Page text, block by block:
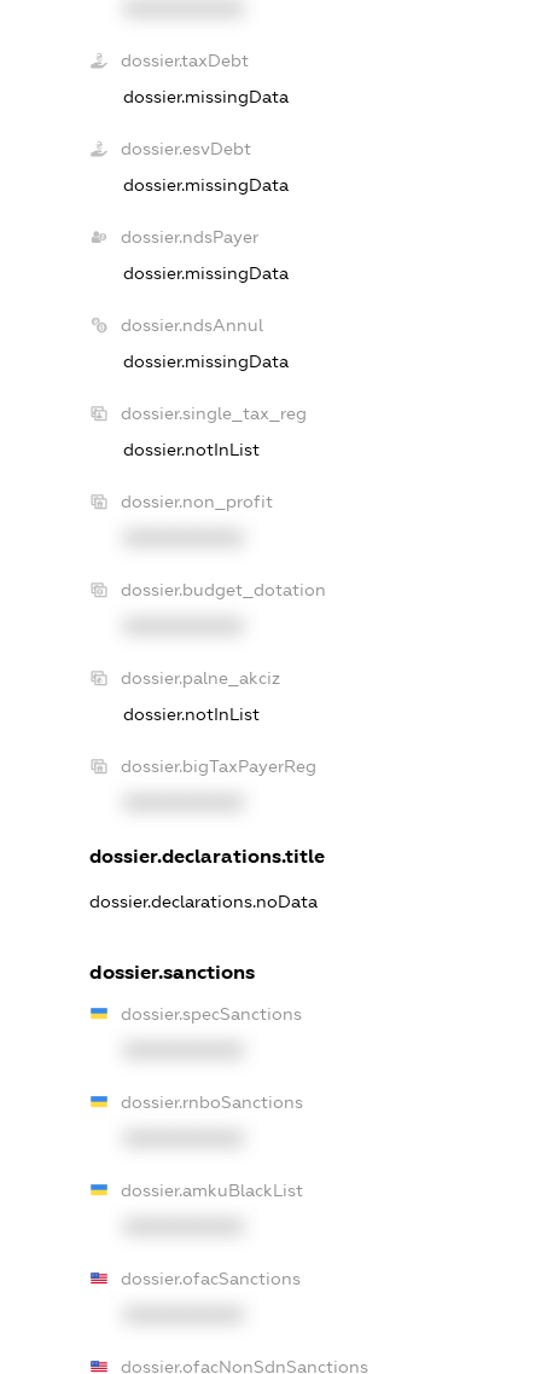
dossier.taxDebt
dossier.missingData
dossier.esvDebt
dossier.missingData
dossier.ndsPayer
dossier.missingData
dossier.ndsAnnul
dossier.missingData
dossier.single_tax_reg
dossier.notInList
dossier.non_profit
dossier.budget_dotation
dossier.palne_akciz
dossier.notInList
dossier.bigTaxPayerReg
dossier.declarations.title
dossier.declarations.noData
dossier.sanctions
dossier.specSanctions
dossier.rnboSanctions
dossier.amkuBlackList
dossier.ofacSanctions
dossier.ofacNonSdnSanctions